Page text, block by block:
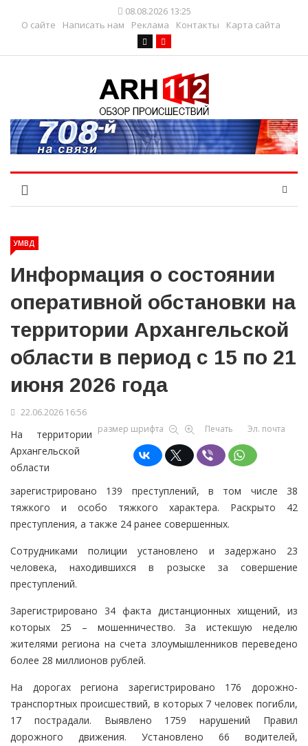
08.08.2026 13:25
О сайте
Написать нам Реклама Контакты Карта сайта
УМВД
Информация о состоянии
оперативной обстановки на
территории Архангельской
области в период с 15 по 21
июня 2026 года
22.06.2026 16:56
размер шрифта
Печать Эл. почта
На территории
Архангельской
области
зарегистрировано 139 преступлений, в том числе 38
тяжкого и особо тяжкого характера. Раскрыто 42
преступления, а также 24 ранее совершенных.
Сотрудниками полиции установлено и задержано 23
человека, находившихся в розыске за совершение
преступлений.
Зарегистрировано 34 факта дистанционных хищений, из
которых 25 – мошенничество. За истекшую неделю
жителями региона на счета злоумышленников переведено
более 28 миллионов рублей.
На дорогах региона зарегистрировано 176 дорожно-
транспортных происшествий, в которых 7 человек погибли,
17 пострадали. Выявлено 1759 нарушений Правил
дорожного движения. Установлено 66 водителей,